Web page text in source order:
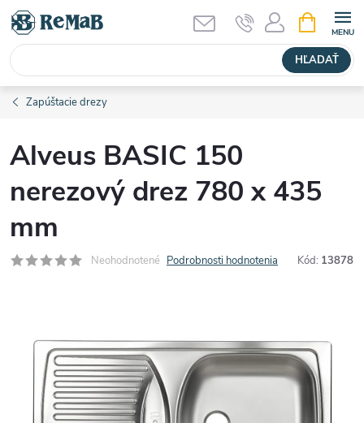
Prejsť
obsah
HĽADAŤ
KOŠÍK
Zapúštacie drezy
Alveus BASIC 150
nerezový drez 780 x 435
mm
Neohodnotené Podrobnosti hodnotenia Kód: 13878